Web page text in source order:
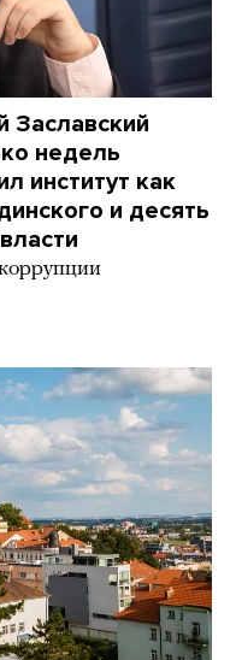
Заславский
недель
институт как
и десять